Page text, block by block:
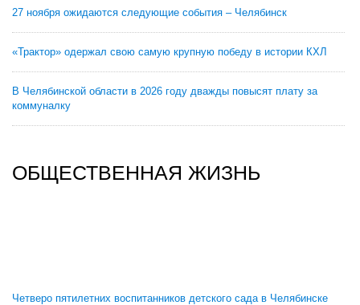
27 ноября ожидаются следующие события – Челябинск
«Трактор» одержал свою самую крупную победу в истории КХЛ
В Челябинской области в 2026 году дважды повысят плату за
коммуналку
ОБЩЕСТВЕННАЯ ЖИЗНЬ
Четверо пятилетних воспитанников детского сада в Челябинске